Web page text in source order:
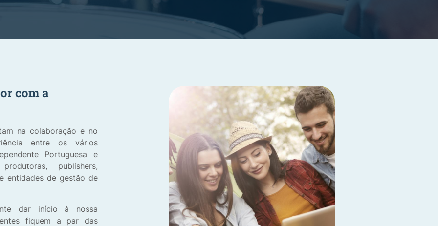
com a
na colaboração e no
entre os vários
Portuguesa e
publishers,
entidades de gestão de
dar início à nossa
fiquem a par das